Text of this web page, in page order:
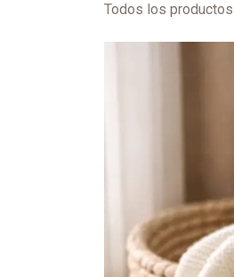
Todos los productos